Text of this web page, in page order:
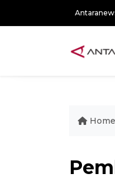
Home